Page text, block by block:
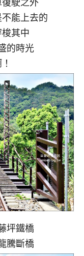
能上去的
其中
的時光
坪鐵橋
騰斷橋